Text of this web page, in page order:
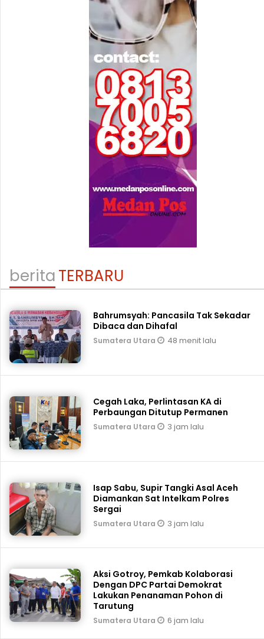
beritaTERBARU
Bahrumsyah: Pancasila Tak Sekadar
Dibaca dan Dihafal
Sumatera Utara 48 menit lalu
Cegah Laka, Perlintasan KA di
Perbaungan Ditutup Permanen
Sumatera Utara 3 jam lalu
Isap Sabu, Supir Tangki Asal Aceh
Diamankan Sat Intelkam Polres
Sergai
Sumatera Utara 3 jam lalu
Aksi Gotroy, Pemkab ‎Kolaborasi
Dengan DPC Partai Demokrat
Lakukan Penanaman Pohon di
Tarutung
Sumatera Utara 6 jam lalu